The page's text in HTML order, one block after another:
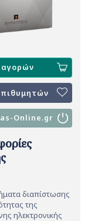
Online.gr
διαπίστωσης
της
ηλεκτρονικής